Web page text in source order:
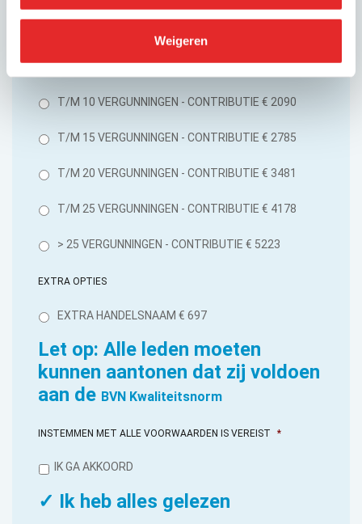
Weigeren
T/M 5 VERGUNNINGEN - CONTRIBUTIE € 1393
T/M 10 VERGUNNINGEN - CONTRIBUTIE € 2090
T/M 15 VERGUNNINGEN - CONTRIBUTIE € 2785
T/M 20 VERGUNNINGEN - CONTRIBUTIE € 3481
T/M 25 VERGUNNINGEN - CONTRIBUTIE € 4178
> 25 VERGUNNINGEN - CONTRIBUTIE € 5223
EXTRA OPTIES
EXTRA HANDELSNAAM € 697
Let op: Alle leden moeten
kunnen aantonen dat zij voldoen
aan de BVN Kwaliteitsnorm
INSTEMMEN MET ALLE VOORWAARDEN IS VEREIST *
IK GA AKKOORD
✓ Ik heb alles gelezen